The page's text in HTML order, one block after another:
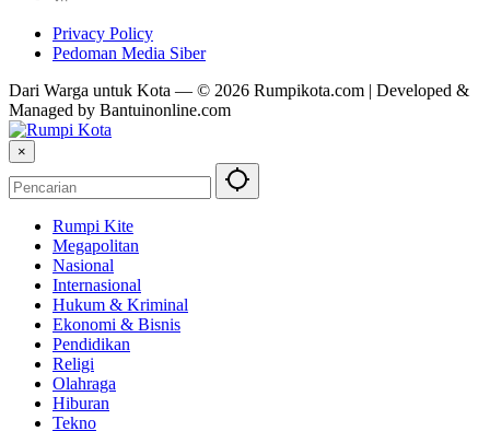
Privacy Policy
Pedoman Media Siber
Dari Warga untuk Kota — © 2026 Rumpikota.com | Developed &
Managed by Bantuinonline.com
×
Rumpi Kite
Megapolitan
Nasional
Internasional
Hukum & Kriminal
Ekonomi & Bisnis
Pendidikan
Religi
Olahraga
Hiburan
Tekno